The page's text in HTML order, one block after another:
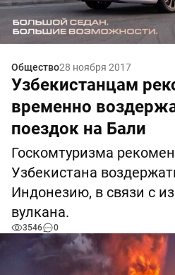
Общество28 ноября 2017
Узбекистанцам
временно
поездок на Бали
Госкомтуризма
Узбекистана
Индонезию, в связи с
вулкана.
3546 0